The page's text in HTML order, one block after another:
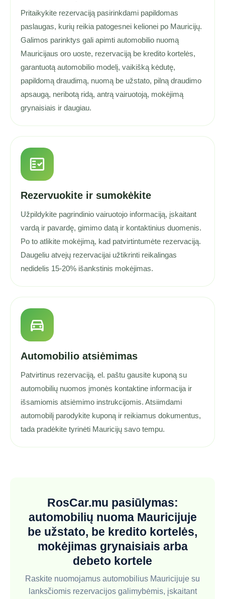
Pritaikykite rezervaciją pasirinkdami papildomas
paslaugas, kurių reikia patogesnei kelionei po Mauricijų.
Galimos parinktys gali apimti automobilio nuomą
Mauricijaus oro uoste, rezervaciją be kredito kortelės,
garantuotą automobilio modelį, vaikišką kėdutę,
papildomą draudimą, nuomą be užstato, pilną draudimo
apsaugą, neribotą ridą, antrą vairuotoją, mokėjimą
grynaisiais ir daugiau.
fact_check
Rezervuokite ir sumokėkite
Užpildykite pagrindinio vairuotojo informaciją, įskaitant
vardą ir pavardę, gimimo datą ir kontaktinius duomenis.
Po to atlikite mokėjimą, kad patvirtintumėte rezervaciją.
Daugeliu atvejų rezervacijai užtikrinti reikalingas
nedidelis 15-20% išankstinis mokėjimas.
directions_car
Automobilio atsiėmimas
Patvirtinus rezervaciją, el. paštu gausite kuponą su
automobilių nuomos įmonės kontaktine informacija ir
išsamiomis atsiėmimo instrukcijomis. Atsiimdami
automobilį parodykite kuponą ir reikiamus dokumentus,
tada pradėkite tyrinėti Mauricijų savo tempu.
RosCar.mu pasiūlymas:
automobilių nuoma Mauricijuje
be užstato, be kredito kortelės,
mokėjimas grynaisiais arba
debeto kortele
Raskite nuomojamus automobilius Mauricijuje su
lanksčiomis rezervacijos galimybėmis, įskaitant